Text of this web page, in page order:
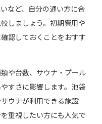
など、自分の通い方に合
しましょう。初期費用や
認しておくことをおすす
や台数、サウナ・プール
すさに影響します。池袋
ウナが利用できる施設
重視したい方にも人気で